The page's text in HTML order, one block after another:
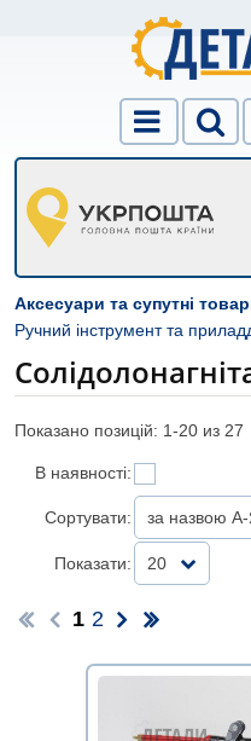
Аксесуари та супутні
Ручний інструмент та
Показано позицій: 1-20 из 27
В наявності:
Сортувати: за назвою
Показати: 20
1 2